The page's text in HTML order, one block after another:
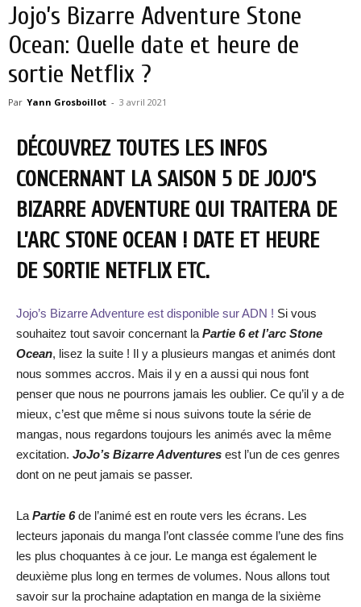
Jojo’s Bizarre Adventure Stone
Ocean: Quelle date et heure de
sortie Netflix ?
Par Yann Grosboillot - 3 avril 2021
DÉCOUVREZ TOUTES LES INFOS
CONCERNANT LA SAISON 5 DE JOJO’S
BIZARRE ADVENTURE QUI TRAITERA DE
L’ARC STONE OCEAN ! DATE ET HEURE
DE SORTIE NETFLIX ETC.
Jojo’s Bizarre Adventure est disponible sur ADN ! Si vous
souhaitez tout savoir concernant la Partie 6 et l’arc Stone
Ocean, lisez la suite ! Il y a plusieurs mangas et animés dont
nous sommes accros. Mais il y en a aussi qui nous font
penser que nous ne pourrons jamais les oublier. Ce qu’il y a de
mieux, c’est que même si nous suivons toute la série de
mangas, nous regardons toujours les animés avec la même
excitation. JoJo’s Bizarre Adventures est l’un de ces genres
dont on ne peut jamais se passer.
La Partie 6de l’animé est en route vers les écrans. Les
lecteurs japonais du manga l’ont classée comme l’une des fins
les plus choquantes à ce jour. Le manga est également le
deuxième plus long en termes de volumes. Nous allons tout
savoir sur la prochaine adaptation en manga de la sixième